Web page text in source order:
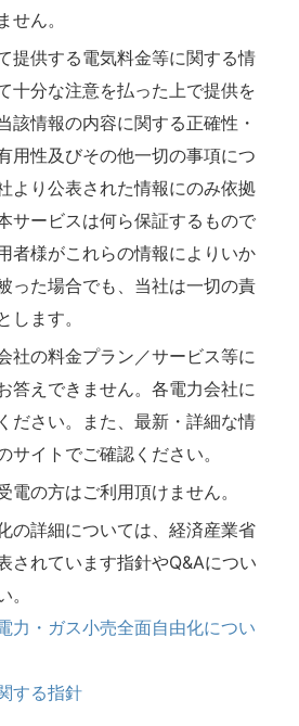
せん。
提供する電気料金等に関する情
十分な注意を払った上で提供を
該情報の内容に関する正確性・
用性及びその他一切の事項につ
より公表された情報にのみ依拠
サービスは何ら保証するもので
者様がこれらの情報によりいか
った場合でも、当社は一切の責
します。
社の料金プラン／サービス等に
答えできません。各電力会社に
ださい。また、最新・詳細な情
サイトでご確認ください。
電の方はご利用頂けません。
の詳細については、経済産業省
されています指針やQ&Aについ
力・ガス小売全面自由化につい
する指針